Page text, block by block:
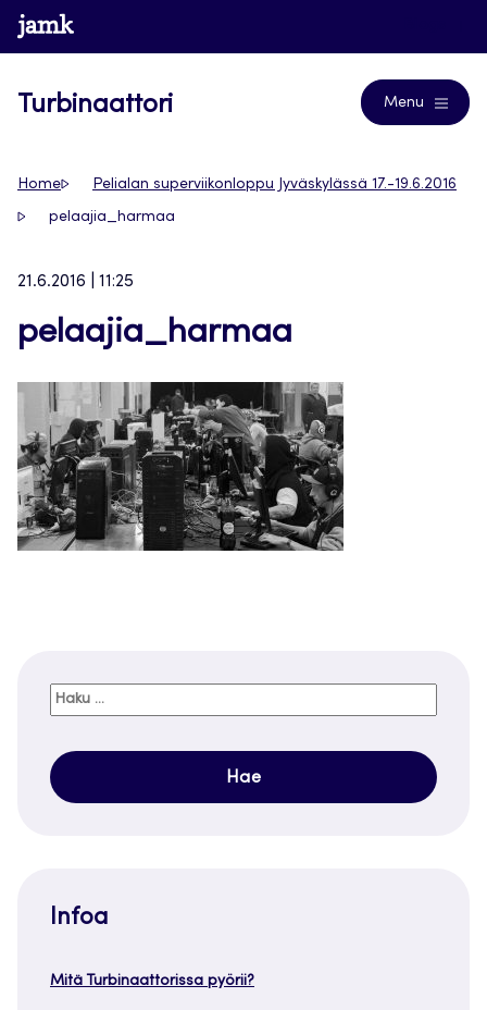
Siirry
suoraan
www.jamk.fi
Turbinaattori Menu
Home Pelialan superviikonloppu Jyväskylässä 17.-19.6.2016
pelaajia_harmaa
21.6.2016 | 11:25
pelaajia_harmaa
Haku:
Infoa
Mitä Turbinaattorissa pyörii?